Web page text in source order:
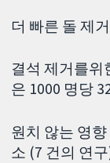
더 빠른 돌 제
결석 제거를위
은 1000 명당
원치 않는 영
소 (7 건의 연